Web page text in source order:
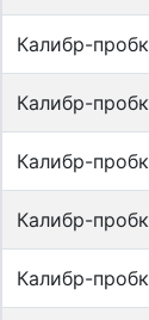
Калибр-
Калибр-
Калибр-
Калибр-
Калибр-